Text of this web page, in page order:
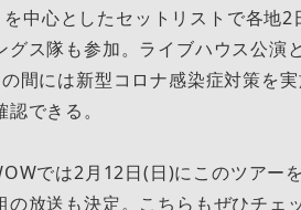
中心としたセットリストで各地2
ス隊も参加。ライブハウス公演
間には新型コロナ感染症対策を
できる。
では2月12日(日)にこのツアー
放送も決定。こちらもぜひチェ